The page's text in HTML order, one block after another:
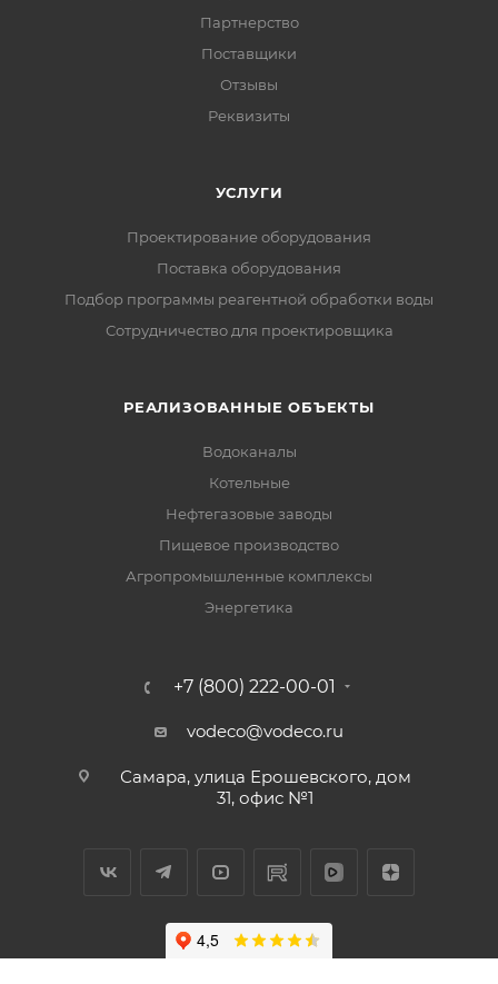
Партнерство
Поставщики
Отзывы
Реквизиты
УСЛУГИ
Проектирование оборудования
Поставка оборудования
Подбор программы реагентной обработки воды
Сотрудничество для проектировщика
РЕАЛИЗОВАННЫЕ ОБЪЕКТЫ
Водоканалы
Котельные
Нефтегазовые заводы
Пищевое производство
Агропромышленные комплексы
Энергетика
+7 (800) 222-00-01
vodeco@vodeco.ru
Самара, улица Ерошевского, дом
31, офис №1